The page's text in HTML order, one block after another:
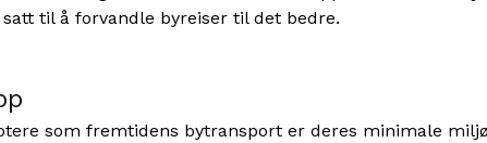
til å forvandle byreiser til det bedre.
som fremtidens bytransport er deres minimale